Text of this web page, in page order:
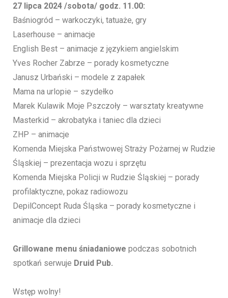
27 lipca 2024 /sobota/ godz. 11.00:
Baśniogród – warkoczyki, tatuaże, gry
Laserhouse – animacje
English Best – animacje z językiem angielskim
Yves Rocher Zabrze – porady kosmetyczne
Janusz Urbański – modele z zapałek
Mama na urlopie – szydełko
Marek Kulawik Moje Pszczoły – warsztaty kreatywne
Masterkid – akrobatyka i taniec dla dzieci
ZHP – animacje
Komenda Miejska Państwowej Straży Pożarnej w Rudzie
Śląskiej – prezentacja wozu i sprzętu
Komenda Miejska Policji w Rudzie Śląskiej – porady
profilaktyczne, pokaz radiowozu
DepilConcept Ruda Śląska – porady kosmetyczne i
animacje dla dzieci
Grillowane menu śniadaniowe podczas sobotnich
spotkań serwuje Druid Pub.
Wstęp wolny!